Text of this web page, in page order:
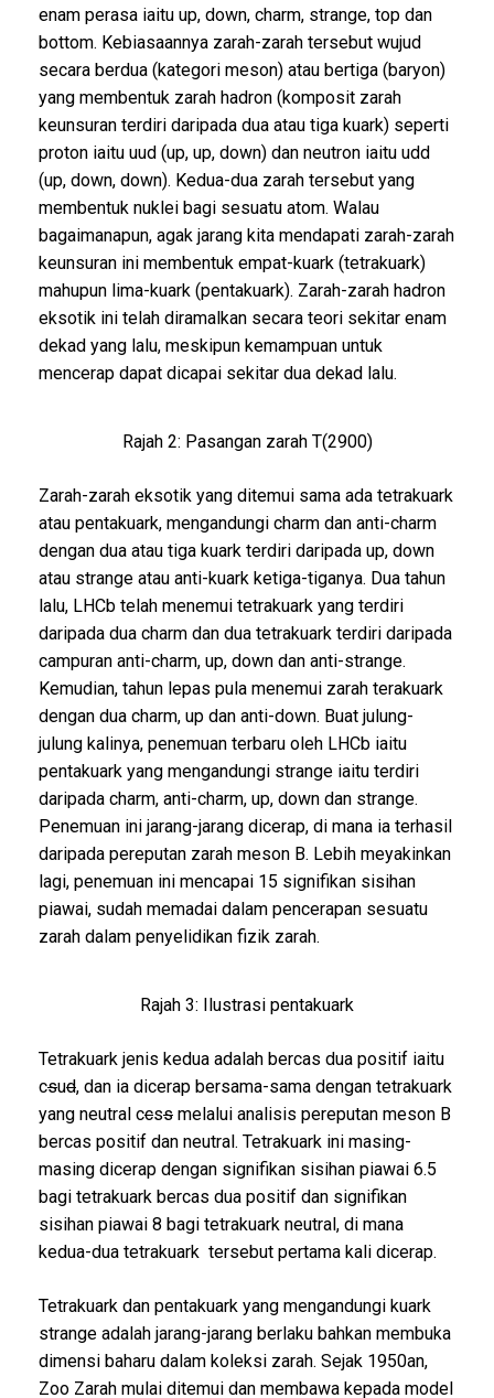
enam perasa iaitu up, down, charm, strange, top dan
bottom. Kebiasaannya zarah-zarah tersebut wujud
secara berdua (kategori meson) atau bertiga (baryon)
yang membentuk zarah hadron (komposit zarah
keunsuran terdiri daripada dua atau tiga kuark) seperti
proton iaitu uud (up, up, down) dan neutron iaitu udd
(up, down, down). Kedua-dua zarah tersebut yang
membentuk nuklei bagi sesuatu atom. Walau
bagaimanapun, agak jarang kita mendapati zarah-zarah
keunsuran ini membentuk empat-kuark (tetrakuark)
mahupun lima-kuark (pentakuark). Zarah-zarah hadron
eksotik ini telah diramalkan secara teori sekitar enam
dekad yang lalu, meskipun kemampuan untuk
mencerap dapat dicapai sekitar dua dekad lalu.
Rajah 2: Pasangan zarah T(2900)
Zarah-zarah eksotik yang ditemui sama ada tetrakuark
atau pentakuark, mengandungi charm dan anti-charm
dengan dua atau tiga kuark terdiri daripada up, down
atau strange atau anti-kuark ketiga-tiganya. Dua tahun
lalu, LHCb telah menemui tetrakuark yang terdiri
daripada dua charm dan dua tetrakuark terdiri daripada
campuran anti-charm, up, down dan anti-strange.
Kemudian, tahun lepas pula menemui zarah terakuark
dengan dua charm, up dan anti-down. Buat julung-
julung kalinya, penemuan terbaru oleh LHCb iaitu
pentakuark yang mengandungi strange iaitu terdiri
daripada charm, anti-charm, up, down dan strange.
Penemuan ini jarang-jarang dicerap, di mana ia terhasil
daripada pereputan zarah meson B. Lebih meyakinkan
lagi, penemuan ini mencapai 15 signifikan sisihan
piawai, sudah memadai dalam pencerapan sesuatu
zarah dalam penyelidikan fizik zarah.
Rajah 3: Ilustrasi pentakuark
Tetrakuark jenis kedua adalah bercas dua positif iaitu
csud, dan ia dicerap bersama-sama dengan tetrakuark
yang neutral ccss melalui analisis pereputan meson B
bercas positif dan neutral. Tetrakuark ini masing-
masing dicerap dengan signifikan sisihan piawai 6.5
bagi tetrakuark bercas dua positif dan signifikan
sisihan piawai 8 bagi tetrakuark neutral, di mana
kedua-dua tetrakuark tersebut pertama kali dicerap.
Tetrakuark dan pentakuark yang mengandungi kuark
strange adalah jarang-jarang berlaku bahkan membuka
dimensi baharu dalam koleksi zarah. Sejak 1950an,
Zoo Zarah mulai ditemui dan membawa kepada model